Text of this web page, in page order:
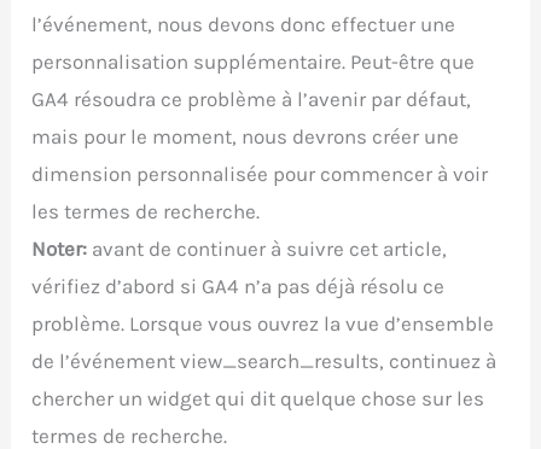
l’événement, nous devons donc effectuer une
personnalisation supplémentaire. Peut-être que
GA4 résoudra ce problème à l’avenir par défaut,
mais pour le moment, nous devrons créer une
dimension personnalisée pour commencer à voir
les termes de recherche.
Noter: avant de continuer à suivre cet article,
vérifiez d’abord si GA4 n’a pas déjà résolu ce
problème. Lorsque vous ouvrez la vue d’ensemble
de l’événement view_search_results, continuez à
chercher un widget qui dit quelque chose sur les
termes de recherche.